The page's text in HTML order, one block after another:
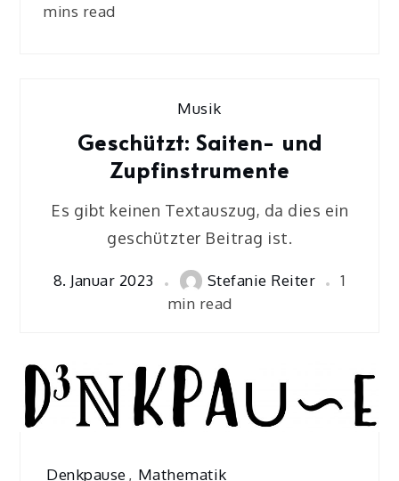
mins read
Musik
Geschützt: Saiten- und
Zupfinstrumente
Es gibt keinen Textauszug, da dies ein
geschützter Beitrag ist.
8. Januar 2023 Stefanie Reiter
1
min read
Denkpause, Mathematik